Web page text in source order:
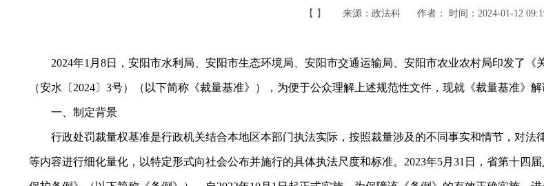
【 】 来源： 政法科 作者： 时间： 2024-01-12
2024年1月8日，安阳市水利局、安阳市生态环境局、安阳市交通运输局、安阳市农业农村局印发了《
（安水〔2024〕3号）（以下简称《裁量基准》），为便于公众理解上述规范性文件，现就《裁量基准》解
一、制定背景
行政处罚裁量权基准是行政机关结合本地区本部门执法实际，按照裁量涉及的不同事实和情节，对法
等内容进行细化量化，以特定形式向社会公布并施行的具体执法尺度和标准。2023年5月31日，省第十四